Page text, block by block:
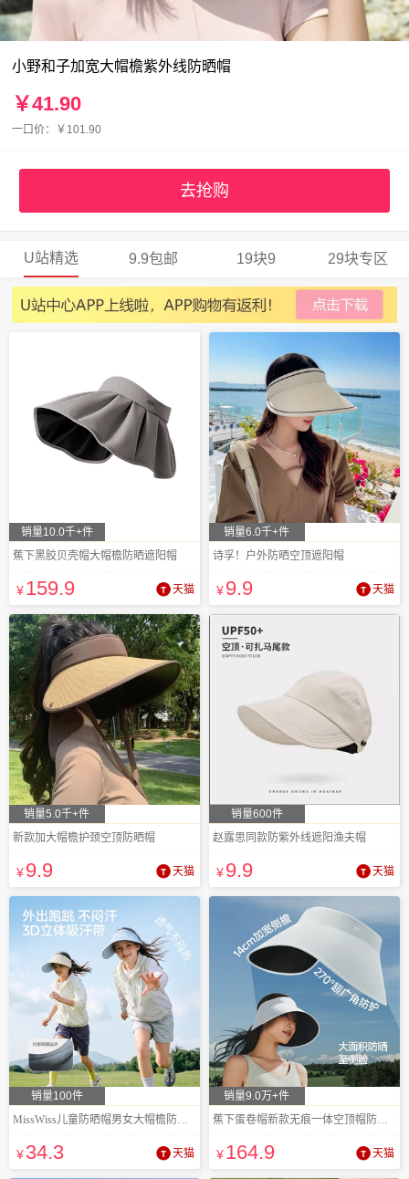
小野和子加宽大帽檐紫外线防晒帽
￥41.90
一口价：￥101.90
去抢购
U站精选 9.9包邮 19块9 29块专区
销量10.0千+件
蕉下黑胶贝壳帽大帽檐防晒遮阳帽
¥159.9 天猫
销量6.0千+件
诗孚！户外防晒空顶遮阳帽
¥9.9 天猫
销量5.0千+件
新款加大帽檐护颈空顶防晒帽
¥9.9 天猫
销量600件
赵露思同款防紫外线遮阳渔夫帽
¥9.9 天猫
销量100件
MissWiss儿童防晒帽男女大帽檐防紫外线夏季
¥34.3 天猫
销量9.0万+件
蕉下蛋卷帽新款无痕一体空顶帽防紫外线
¥164.9 天猫